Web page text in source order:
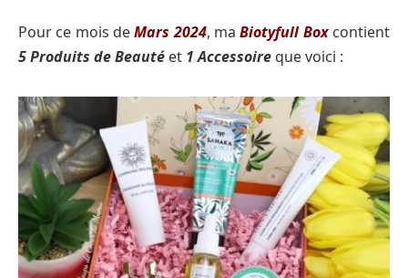
Pour ce mois deMars 2024, maBiotyfull Boxcontient
5 Produits de Beauté et 1 Accessoire que voici :